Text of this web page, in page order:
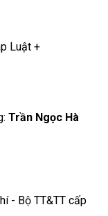
Luật +
Trần Ngọc Hà
- Bộ TT&TT cấp